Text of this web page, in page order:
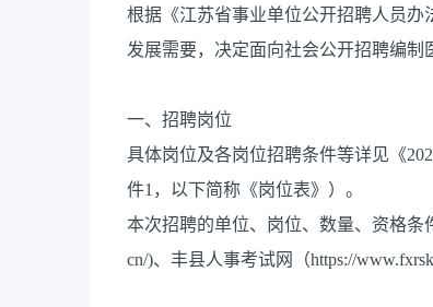
根据《江苏省事业单位公开招聘人员办
发展需要，决定面向社会公开招聘编制
一、招聘岗位
具体岗位及各岗位招聘条件等详见《
件1，以下简称《岗位表》）。
本次招聘的单位、岗位、数量、资格条
cn/)、丰县人事考试网（https://